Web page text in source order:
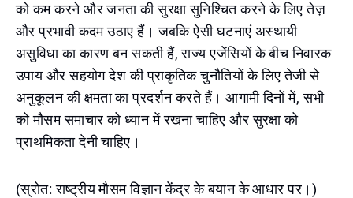
को कम करने और जनता की सुरक्षा सुनिश्चित करने के लिए तेज़
और प्रभावी कदम उठाए हैं। जबकि ऐसी घटनाएं अस्थायी
असुविधा का कारण बन सकती हैं, राज्य एजेंसियों के बीच निवारक
उपाय और सहयोग देश की प्राकृतिक चुनौतियों के लिए तेजी से
अनुकूलन की क्षमता का प्रदर्शन करते हैं। आगामी दिनों में, सभी
को मौसम समाचार को ध्यान में रखना चाहिए और सुरक्षा को
प्राथमिकता देनी चाहिए।
(स्रोत: राष्ट्रीय मौसम विज्ञान केंद्र के बयान के आधार पर।)